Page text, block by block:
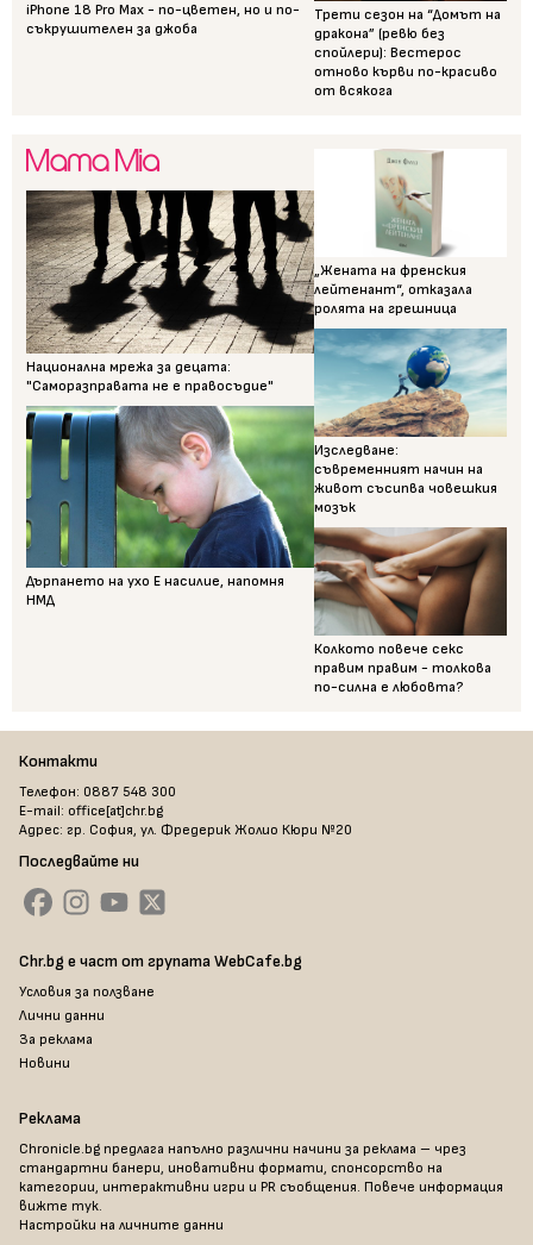
iPhone 18 Pro Max - по-цветен, но и по-
съкрушителен за джоба
Трети сезон на “Домът на
дракона” (ревю без
спойлери): Вестерос
отново кърви по-красиво
от всякога
Национална мрежа за децата:
"Саморазправата не е правосъдие"
Дърпането на ухо Е насилие, напомня
НМД
„Жената на френския
лейтенант“, отказала
ролята на грешница
Изследване:
съвременният начин на
живот съсипва човешкия
мозък
Колкото повече секс
правим правим - толкова
по-силна е любовта?
Контакти
Телефон: 0887 548 300
E-mail: office[at]chr.bg
Адрес: гр. София, ул. Фредерик Жолио Кюри №20
Последвайте ни
Chr.bg е част от групата WebCafe.bg
Условия за ползване
Лични данни
За реклама
Новини
Реклама
Chronicle.bg предлага напълно различни начини за реклама – чрез
стандартни банери, иновативни формати, спонсорство на
категории, интерактивни игри и PR съобщения. Повече информация
вижте тук.
Настройки на личните данни